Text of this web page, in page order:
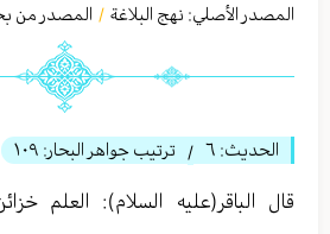
المصدر الأصلي: نهج البلاغة / المصدر من
الحديث: ٦ / ترتيب جواهر البحار: ١٠٩
قال الباقر(عليه السلام): العلم